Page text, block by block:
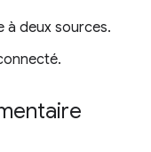
à deux sources.